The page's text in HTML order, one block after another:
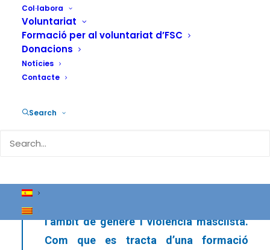
Col·labora
Voluntariat
Formació per al voluntariat d’FSC
Donacions
Notícies
Contacte
Search
14 DE MARÇ DE 2025
FUNDACIÓN SALUD Y COMUNIDAD
El curs
violència
edicions anteriors, a professionals de
l’àmbit de gènere i violència masclista.
Com que es tracta d’una formació